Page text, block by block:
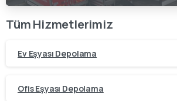
Tüm Hizmetlerimiz
Ev Eşyası Depolama
Ofis Eşyası Depolama